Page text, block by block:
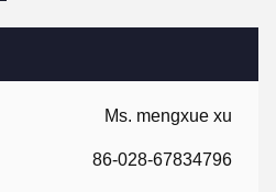
Ms. mengxue xu
86-028-67834796